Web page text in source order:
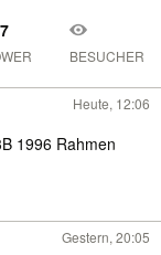
BESUCHER
Heute, 12:06
1996 Rahmen
Gestern, 20:05